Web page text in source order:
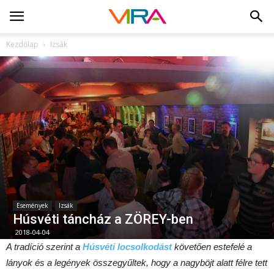
Kezdőlap Izsák
Események Izsák
Húsvéti táncház a ZÖREY-ben
2018-04-04
A tradíció szerint a Húsvéti locsolkodástkövetően estefelé a
lányok és a legények összegyűltek, hogy a nagyböjt alatt félre tett